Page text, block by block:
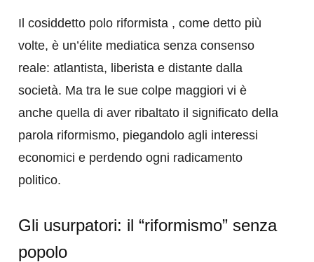
Il cosiddetto polo riformista , come detto più
volte, è un’élite mediatica senza consenso
reale: atlantista, liberista e distante dalla
società. Ma tra le sue colpe maggiori vi è
anche quella di aver ribaltato il significato della
parola riformismo, piegandolo agli interessi
economici e perdendo ogni radicamento
politico.
Gli usurpatori: il “riformismo” senza
popolo